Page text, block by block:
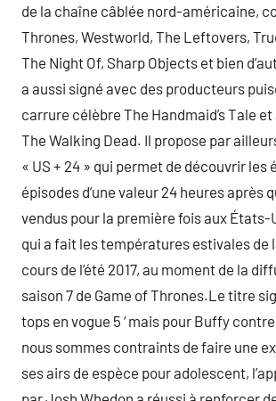
de la chaîne câblée nord-américaine,
Thrones, Westworld, The Leftovers,
The Night Of, Sharp Objects et bien
a aussi signé avec des producteurs
carrure célèbre The Handmaid’s Tale et
The Walking Dead. Il propose par
« US + 24 » qui permet de découvrir les
épisodes d’une valeur 24 heures après
vendus pour la première fois aux
qui a fait les températures estivales de
cours de l’été 2017, au moment de la
saison 7 de Game of Thrones.Le titre
tops en vogue 5 ‘ mais pour Buffy
nous sommes contraints de faire une
ses airs de espèce pour adolescent,